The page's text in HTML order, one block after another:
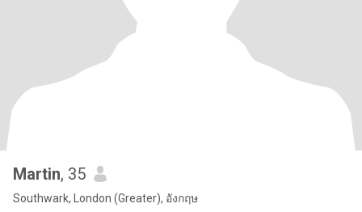
Martin, 35
Southwark, London (Greater), อังกฤษ